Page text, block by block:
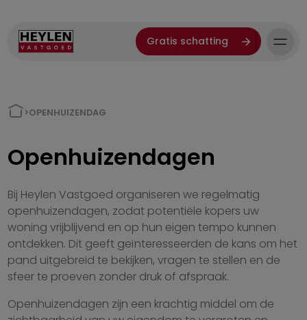
Gratis schatting
>OPENHUIZENDAG
Openhuizendagen
Bij Heylen Vastgoed organiseren we regelmatig
openhuizendagen, zodat potentiële kopers uw
woning vrijblijvend en op hun eigen tempo kunnen
ontdekken. Dit geeft geïnteresseerden de kans om het
pand uitgebreid te bekijken, vragen te stellen en de
sfeer te proeven zonder druk of afspraak.
Openhuizendagen zijn een krachtig middel om de